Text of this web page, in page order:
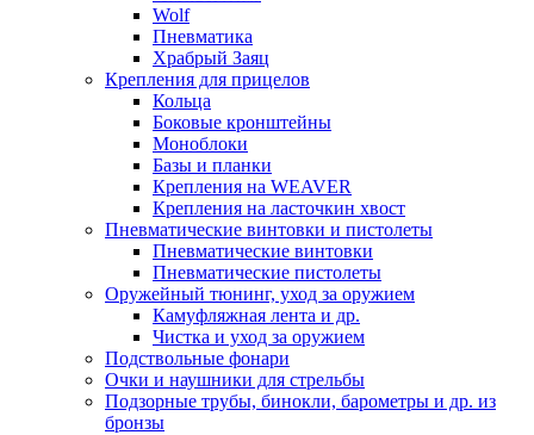
Wolf
Пневматика
Храбрый Заяц
Крепления для прицелов
Кольца
Боковые кронштейны
Моноблоки
Базы и планки
Крепления на WEAVER
Крепления на ласточкин хвост
Пневматические винтовки и пистолеты
Пневматические винтовки
Пневматические пистолеты
Оружейный тюнинг, уход за оружием
Камуфляжная лента и др.
Чистка и уход за оружием
Подствольные фонари
Очки и наушники для стрельбы
Подзорные трубы, бинокли, барометры и др. из
бронзы